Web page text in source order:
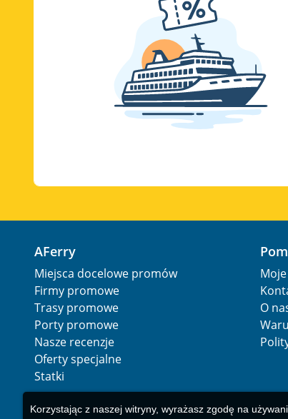
AFerry
Miejsca docelowe promów
Firmy promowe
Trasy promowe
Porty promowe
Nasze recenzje
Oferty specjalne
Statki
O
Korzystając z naszej witryny, wyrażasz zgodę na